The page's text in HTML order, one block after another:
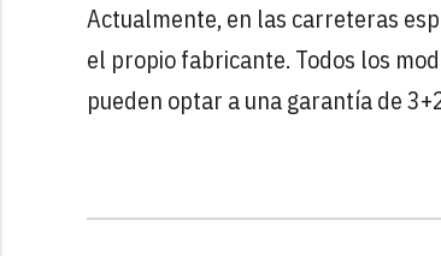
Actualmente, en las carreteras
el propio fabricante. Todos los
pueden optar a una garantía de